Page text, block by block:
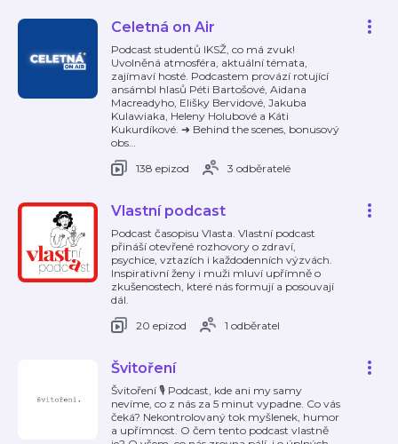
Celetná on Air
Podcast studentů IKSŽ, co má zvuk!
Uvolněná atmosféra, aktuální témata,
zajímaví hosté. Podcastem provází rotující
ansámbl hlasů Péti Bartošové, Aidana
Macreadyho, Elišky Bervidové, Jakuba
Kulawiaka, Heleny Holubové a Káti
Kukurdíkové. ➜ Behind the scenes, bonusový
obs…
138 epizod
3 odběratelé
Vlastní podcast
Podcast časopisu Vlasta. Vlastní podcast
přináší otevřené rozhovory o zdraví,
psychice, vztazích i každodenních výzvách.
Inspirativní ženy i muži mluví upřímně o
zkušenostech, které nás formují a posouvají
dál.
20 epizod
1 odběratel
Švitoření
Švitoření 🎙️ Podcast, kde ani my samy
nevíme, co z nás za 5 minut vypadne. Co vás
čeká? Nekontrolovaný tok myšlenek, humor
a upřímnost. O čem tento podcast vlastně